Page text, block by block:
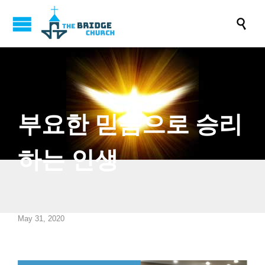

부요한 믿음으로 승리
하는 인생
May 31, 2020